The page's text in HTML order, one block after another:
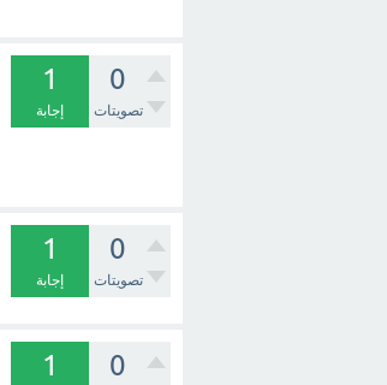
0
تصويتات
1
إجابة
0
تصويتات
1
إجابة
0
1